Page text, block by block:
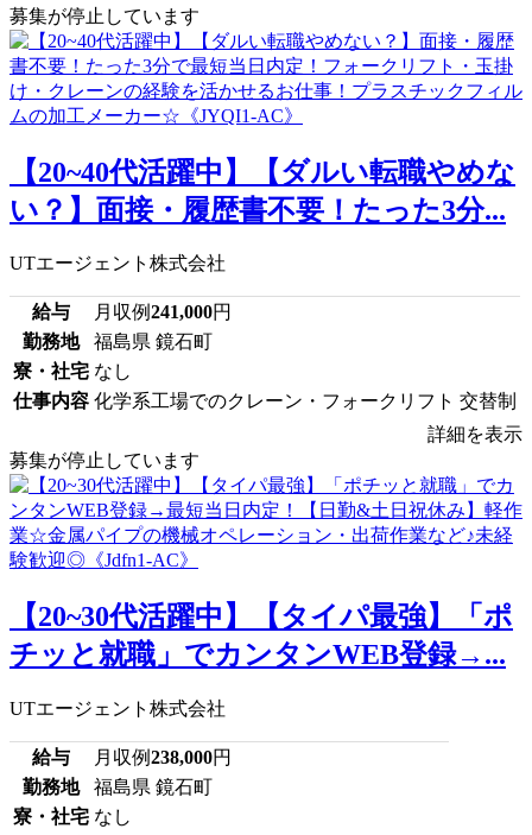
募集が停止しています
【20~40代活躍中】【ダルい転職やめな
い？】面接・履歴書不要！たった3分...
UTエージェント株式会社
給与 月収例241,000円
勤務地
福島県 鏡石町
寮・社宅 なし
仕事内容 化学系工場でのクレーン・フォークリフト 交替制
詳細を表示
募集が停止しています
【20~30代活躍中】【タイパ最強】「ポ
チッと就職」でカンタンWEB登録→...
UTエージェント株式会社
給与 月収例238,000円
勤務地
福島県 鏡石町
寮・社宅 なし